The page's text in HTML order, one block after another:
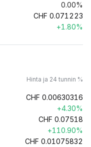
0.00%
CHF 0.071223
+1.80%
Hinta ja 24 tunnin %
CHF 0.00630316
+4.30%
CHF 0.07518
+110.90%
CHF 0.01075832